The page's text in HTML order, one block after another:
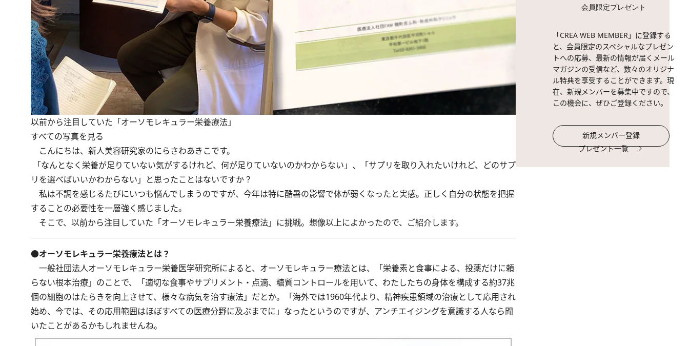
以前から注目していた「オーソモレキュラー栄養療法」
すべての写真を見る
こんにちは、新人美容研究家のにらさわあきこです。
「なんとなく栄養が足りていない気がするけれど、何が足りていないのかわからない」、「サプリを取り入れたいけれど、どのサプ
リを選べばいいかわからない」と思ったことはないですか？
私は不調を感じるたびにいつも悩んでしまうのですが、今年は特に酷暑の影響で体が弱くなったと実感。正しく自分の状態を把握
することの必要性を一層強く感じました。
そこで、以前から注目していた「オーソモレキュラー栄養療法」に挑戦。想像以上によかったので、ご紹介します。
●オーソモレキュラー栄養療法とは？
一般社団法人オーソモレキュラー栄養医学研究所によると、オーソモレキュラー療法とは、「栄養素と食事による、投薬だけに頼
らない根本治療」のことで、「適切な食事やサプリメント・点滴、糖質コントロールを用いて、わたしたちの身体を構成する約37兆
個の細胞のはたらきを向上させて、様々な病気を治す療法」だとか。「海外では1960年代より、精神疾患領域の治療として応用され
始め、今では、その応用範囲はほぼすべての医療分野に及ぶまでに」なったというのですが、アンチエイジングを意識する人なら聞
いたことがあるかもしれませんね。
会員限定プレゼント
「CREA WEB MEMBER」に登録する
と、会員限定のスペシャルなプレゼン
トへの応募、最新の情報が届くメール
マガジンの受信など、数々のオリジナ
ル特典を享受することができます。現
在、新規メンバーを募集中ですので、
この機会に、ぜひご登録ください。
新規メンバー登録
プレゼント一覧